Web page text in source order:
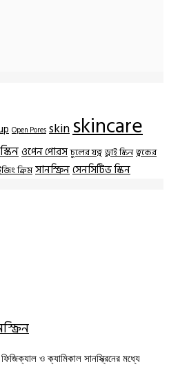
Open Pores skinskincare
ওপেন পোরস চুলের যত্ন ড্রাই স্কিন ত্বকের
ক্রিম সানস্ক্রিনসেনসিটিভ স্কিন
ও ক্যামিকাল সানস্ক্রিনের মধ্যে